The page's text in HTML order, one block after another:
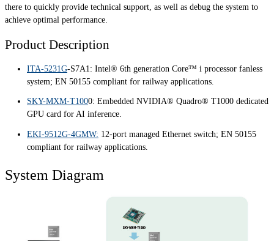
there to quickly provide technical support, as well as debug the system to
achieve optimal performance.
Product Description
ITA-5231G-S7A1: Intel® 6th generation Core™ i processor fanless
system; EN 50155 compliant for railway applications.
SKY-MXM-T1000: Embedded NVIDIA® Quadro® T1000 dedicated
GPU card for AI inference.
EKI-9512G-4GMW: 12-port managed Ethernet switch; EN 50155
compliant for railway applications.
System Diagram